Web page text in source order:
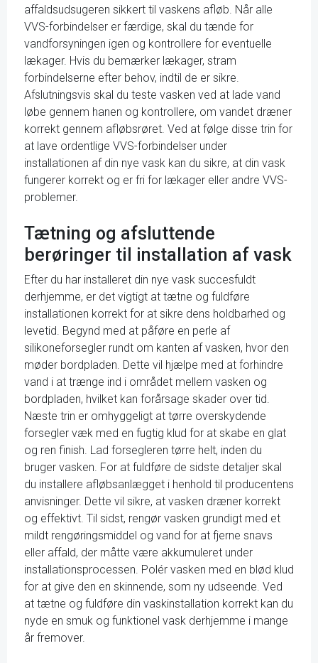
affaldsudsugeren sikkert til vaskens afløb. Når alle
VVS-forbindelser er færdige, skal du tænde for
vandforsyningen igen og kontrollere for eventuelle
lækager. Hvis du bemærker lækager, stram
forbindelserne efter behov, indtil de er sikre.
Afslutningsvis skal du teste vasken ved at lade vand
løbe gennem hanen og kontrollere, om vandet dræner
korrekt gennem afløbsrøret. Ved at følge disse trin for
at lave ordentlige VVS-forbindelser under
installationen af din nye vask kan du sikre, at din vask
fungerer korrekt og er fri for lækager eller andre VVS-
problemer.
Tætning og afsluttende
berøringer til installation af vask
Efter du har installeret din nye vask succesfuldt
derhjemme, er det vigtigt at tætne og fuldføre
installationen korrekt for at sikre dens holdbarhed og
levetid. Begynd med at påføre en perle af
silikoneforsegler rundt om kanten af vasken, hvor den
møder bordpladen. Dette vil hjælpe med at forhindre
vand i at trænge ind i området mellem vasken og
bordpladen, hvilket kan forårsage skader over tid.
Næste trin er omhyggeligt at tørre overskydende
forsegler væk med en fugtig klud for at skabe en glat
og ren finish. Lad forsegleren tørre helt, inden du
bruger vasken. For at fuldføre de sidste detaljer skal
du installere afløbsanlægget i henhold til producentens
anvisninger. Dette vil sikre, at vasken dræner korrekt
og effektivt. Til sidst, rengør vasken grundigt med et
mildt rengøringsmiddel og vand for at fjerne snavs
eller affald, der måtte være akkumuleret under
installationsprocessen. Polér vasken med en blød klud
for at give den en skinnende, som ny udseende. Ved
at tætne og fuldføre din vaskinstallation korrekt kan du
nyde en smuk og funktionel vask derhjemme i mange
år fremover.